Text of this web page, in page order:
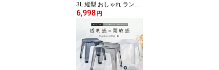
3L 縦型 おしゃれ ランキ
ング受賞 キッチン ふた
付き 3分別 大容量 ワゴン
キャスター ダストボック
ス リビング ごみ箱 タオ
ルラック 収納ラック 洗
面所 脱衣所 隙間収納 フ
ラップ 【 アスベル ASV
6,998円